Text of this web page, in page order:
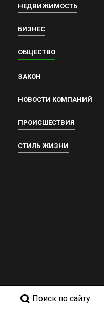
НЕДВИЖИМОСТЬ
БИЗНЕС
ОБЩЕСТВО
ЗАКОН
НОВОСТИ КОМПАНИЙ
ПРОИСШЕСТВИЯ
СТИЛЬ ЖИЗНИ
Поиск по сайту